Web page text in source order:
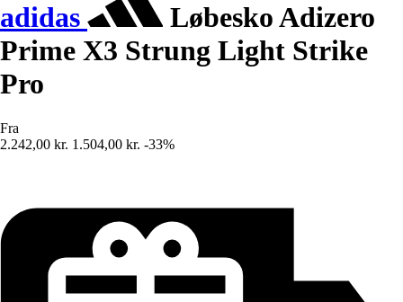
adidas
Løbesko Adizero
Prime X3 Strung Light Strike
Pro
Fra
2.242,00 kr. 1.504,00 kr. -33%